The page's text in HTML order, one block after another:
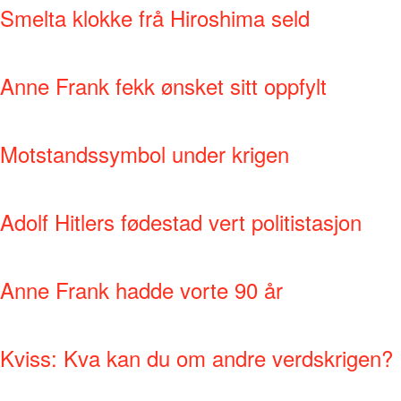
Smelta klokke frå Hiroshima seld
Anne Frank fekk ønsket sitt oppfylt
Motstandssymbol under krigen
Adolf Hitlers fødestad vert politistasjon
Anne Frank hadde vorte 90 år
Kviss: Kva kan du om andre verdskrigen?